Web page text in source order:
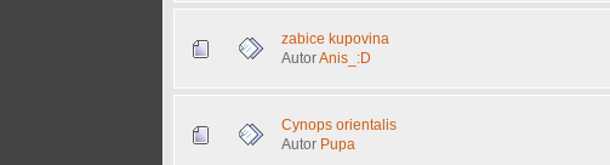
zabice kupovina
AutorAnis_:D
Cynops orientalis
Autor Pupa